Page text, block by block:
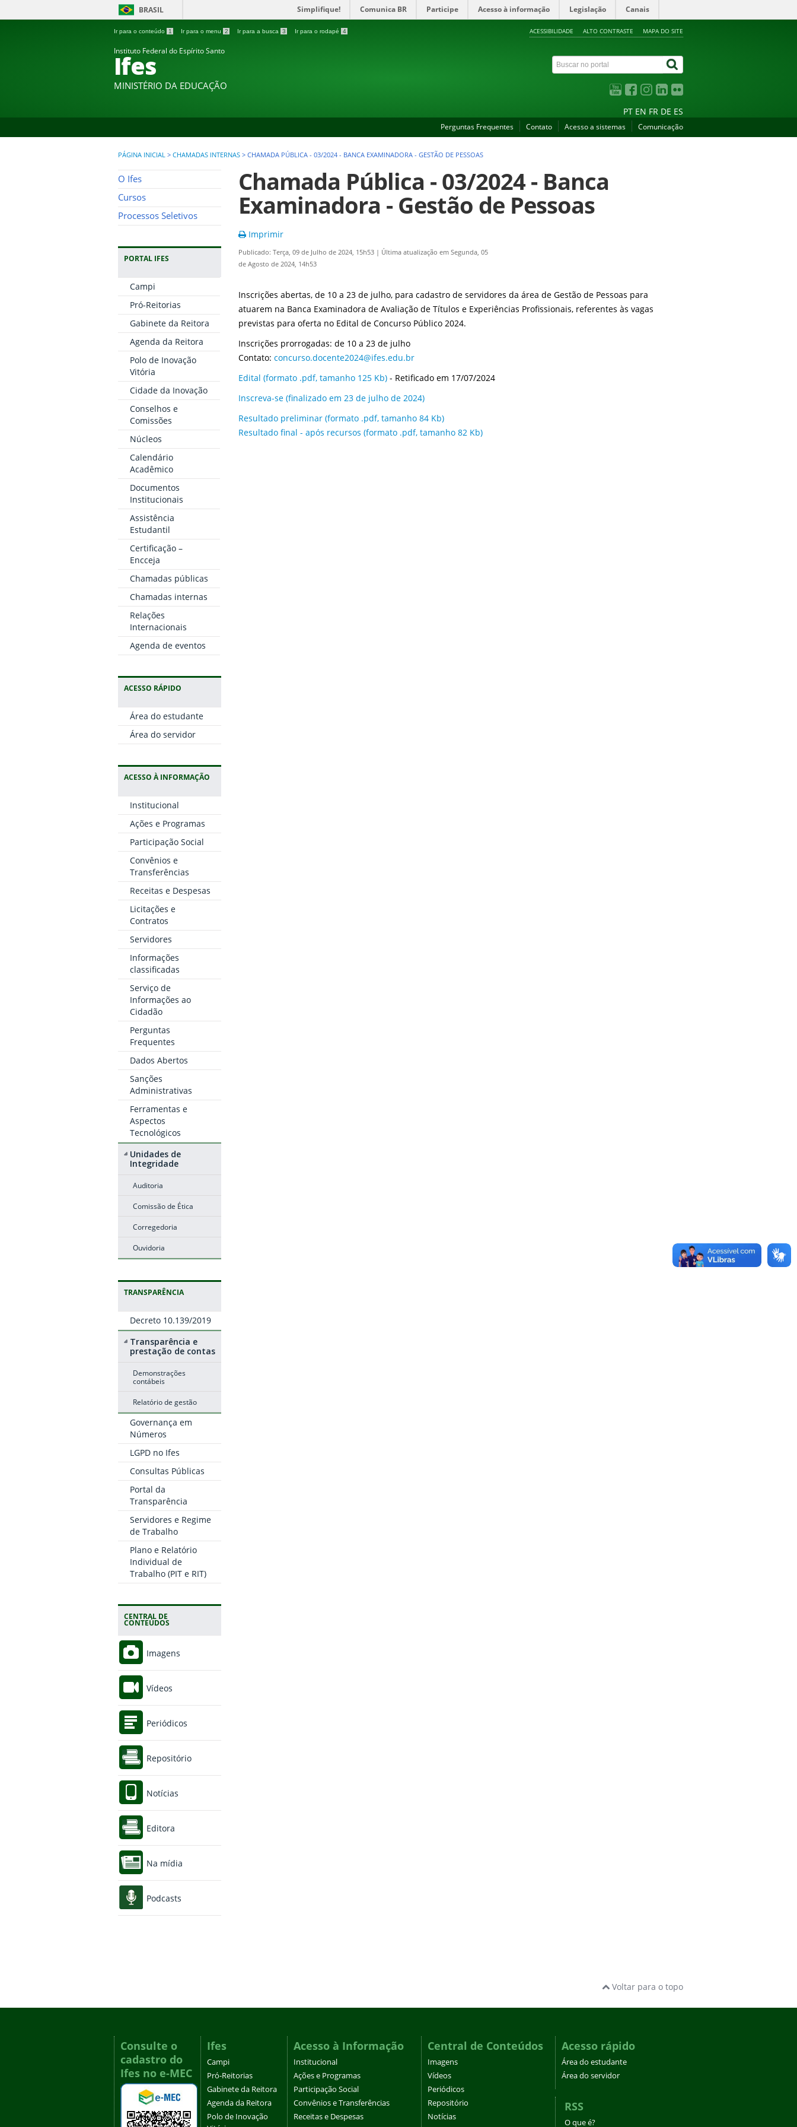
BRASIL Simplifique! Comunica BR Participe Acesso à informação Legislação Canais
Ir para o conteúdo 1 Ir para o menu 2 Ir para a busca 3 Ir para o rodapé 4 ACESSIBILIDADE ALTO CONTRASTE MAPA DO SITE
Instituto Federal do Espírito Santo
Ifes
MINISTÉRIO DA EDUCAÇÃO
PT EN FR DE ES
Perguntas Frequentes Contato Acesso a sistemas Comunicação
PÁGINA INICIAL > CHAMADAS INTERNAS > CHAMADA PÚBLICA - 03/2024 - BANCA EXAMINADORA - GESTÃO DE PESSOAS
O Ifes
Cursos
Processos Seletivos
PORTAL IFES
Campi
Pró-Reitorias
Gabinete da Reitora
Agenda da Reitora
Polo de Inovação
Vitória
Cidade da Inovação
Conselhos e
Comissões
Núcleos
Calendário
Acadêmico
Documentos
Institucionais
Assistência
Estudantil
Certificação –
Encceja
Chamadas públicas
Chamadas internas
Relações
Internacionais
Agenda de eventos
ACESSO RÁPIDO
Área do estudante
Área do servidor
ACESSO À INFORMAÇÃO
Institucional
Ações e Programas
Participação Social
Convênios e
Transferências
Receitas e Despesas
Licitações e
Contratos
Servidores
Informações
classificadas
Serviço de
Informações ao
Cidadão
Perguntas
Frequentes
Dados Abertos
Sanções
Administrativas
Ferramentas e
Aspectos
Tecnológicos
Unidades de
Integridade
Auditoria
Comissão de Ética
Corregedoria
Ouvidoria
TRANSPARÊNCIA
Decreto 10.139/2019
Transparência e
prestação de contas
Demonstrações
contábeis
Relatório de gestão
Governança em
Números
LGPD no Ifes
Consultas Públicas
Portal da
Transparência
Servidores e Regime
de Trabalho
Plano e Relatório
Individual de
Trabalho (PIT e RIT)
CENTRAL DE
CONTEÚDOS
Imagens
Vídeos
Periódicos
Repositório
Notícias
Editora
Na mídia
Podcasts
Chamada Pública - 03/2024 - Banca
Examinadora - Gestão de Pessoas
Imprimir
Publicado: Terça, 09 de Julho de 2024, 15h53 | Última atualização em Segunda, 05
de Agosto de 2024, 14h53
Inscrições abertas, de 10 a 23 de julho, para cadastro de servidores da área de Gestão de Pessoas para
atuarem na Banca Examinadora de Avaliação de Títulos e Experiências Profissionais, referentes às vagas
previstas para oferta no Edital de Concurso Público 2024.
Inscrições prorrogadas: de 10 a 23 de julho
Contato: concurso.docente2024@ifes.edu.br
Edital (formato .pdf, tamanho 125 Kb) - Retificado em 17/07/2024
Inscreva-se (finalizado em 23 de julho de 2024)
Resultado preliminar (formato .pdf, tamanho 84 Kb)
Resultado final - após recursos (formato .pdf, tamanho 82 Kb)
Voltar para o topo
Consulte o
cadastro do
Ifes no e-MEC
Ifes
Campi
Pró-Reitorias
Gabinete da Reitora
Agenda da Reitora
Polo de Inovação
Acesso à Informação
Institucional
Ações e Programas
Participação Social
Convênios e Transferências
Receitas e Despesas
Central de Conteúdos
Imagens
Vídeos
Periódicos
Repositório
Notícias
Acesso rápido
Área do estudante
Área do servidor
RSS
O que é?